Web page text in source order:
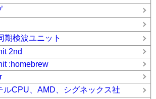
期検波ユニット
2nd
:homebrew
ルCPU、AMD、シグネックス社